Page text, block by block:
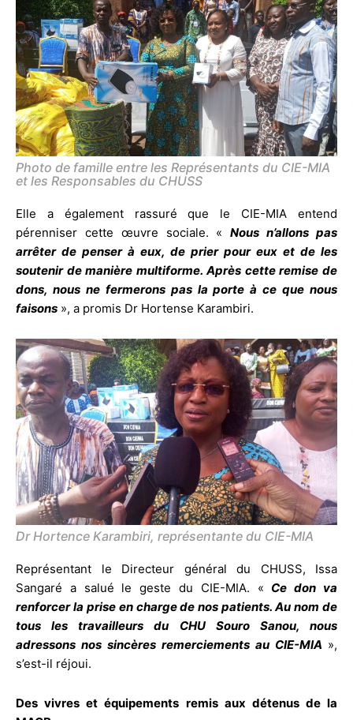
Photo de famille entre les Représentants du CIE-MIA
et les Responsables du CHUSS
Elle a également rassuré que le CIE-MIA entend
pérenniser cette œuvre sociale. «Nous n’allons pas
arrêter de penser à eux, de prier pour eux et de les
soutenir de manière multiforme. Après cette remise de
dons, nous ne fermerons pas la porte à ce que nous
faisons », a promis Dr Hortense Karambiri.
Dr Hortence Karambiri, représentante du CIE-MIA
Représentant le Directeur général du CHUSS, Issa
Sangaré a salué le geste du CIE-MIA. « Ce don va
renforcer la prise en charge de nos patients. Au nom de
tous les travailleurs du CHU Souro Sanou, nous
adressons nos sincères remerciements au CIE-MIA »,
s’est-il réjoui.
Des vivres et équipements remis aux détenus de la